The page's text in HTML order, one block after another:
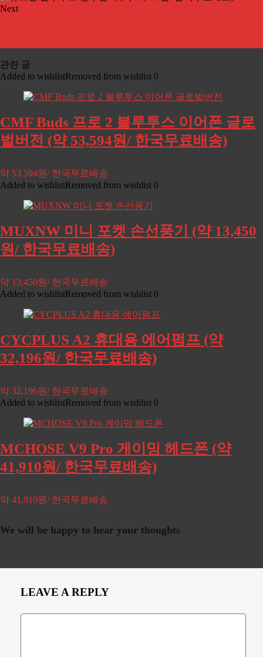
Next
관련 글
Added to wishlistRemoved from wishlist 0
CMF Buds 프로 2 블루투스 이어폰 글로
벌버전 (약 53,594원/ 한국무료배송)
약 53,594원/ 한국무료배송
Added to wishlistRemoved from wishlist 0
MUXNW 미니 포켓 손선풍기 (약 13,450
원/ 한국무료배송)
약 13,450원/ 한국무료배송
Added to wishlistRemoved from wishlist 0
CYCPLUS A2 휴대용 에어펌프 (약
32,196원/ 한국무료배송)
약 32,196원/ 한국무료배송
Added to wishlistRemoved from wishlist 0
MCHOSE V9 Pro 게이밍 헤드폰 (약
41,910원/ 한국무료배송)
약 41,910원/ 한국무료배송
We will be happy to hear your thoughts
LEAVE A REPLY